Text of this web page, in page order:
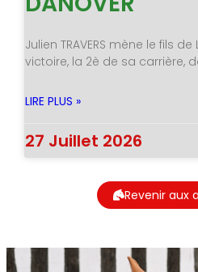
Julien TRAVERS mène le fils de
victoire, la 2è de sa carrière,
LIRE PLUS »
27 Juillet 2026
Revenir aux